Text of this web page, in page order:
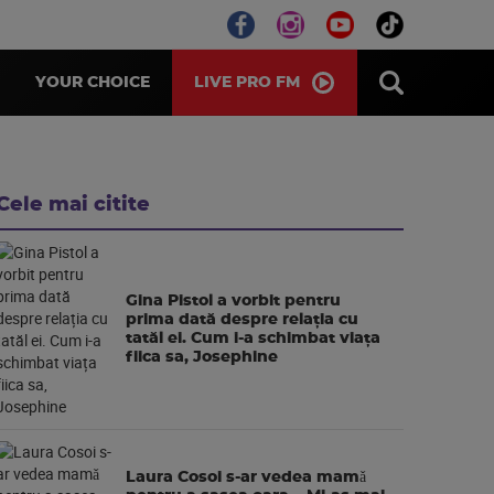
YOUR CHOICE LIVE PRO FM
mai citite
Gina Pistol a vorbit pentru
prima dată despre relația cu
tatăl ei. Cum i-a schimbat viața
fiica sa, Josephine
Laura Cosoi s-ar vedea mamǎ